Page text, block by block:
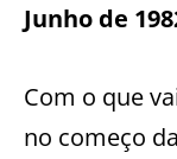
Junho de
Com o que
no começo